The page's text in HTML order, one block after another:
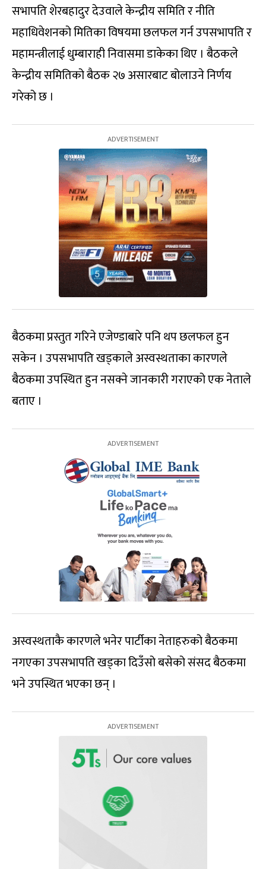
सभापति शेरबहादुर देउवाले केन्द्रीय समिति र नीति
महाधिवेशनको मितिका विषयमा छलफल गर्न उपसभापति र
महामन्त्रीलाई धुम्बाराही निवासमा डाकेका थिए । बैठकले
केन्द्रीय समितिको बैठक २७ असारबाट बोलाउने निर्णय
गरेको छ ।
बैठकमा प्रस्तुत गरिने एजेण्डाबारे पनि थप छलफल हुन
सकेन । उपसभापति खड्काले अस्वस्थताका कारणले
बैठकमा उपस्थित हुन नसक्ने जानकारी गराएको एक नेताले
बताए ।
अस्वस्थताकै कारणले भनेर पार्टीका नेताहरुको बैठकमा
नगएका उपसभापति खड्का दिउँसो बसेको संसद बैठकमा
भने उपस्थित भएका छन् ।